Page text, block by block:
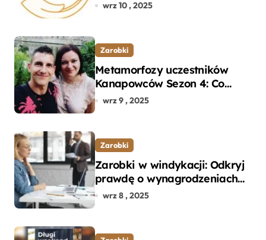
wrz 10 , 2025
Zarobki
Metamorfozy uczestników
Kanapowców Sezon 4: Co
naprawdę zaskoczyło
wrz 9 , 2025
Zarobki
Zarobki w windykacji: Odkryj
prawdę o wynagrodzeniach
specjalistów w branży
wrz 8 , 2025